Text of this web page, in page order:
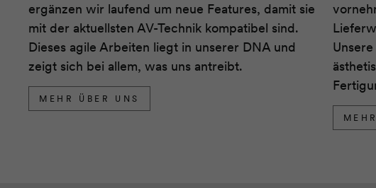
ergänzen wir laufend um neue Features, damit sie
mit der aktuellsten AV-Technik kompatibel sind.
Dieses agile Arbeiten liegt in unserer DNA und
zeigt sich bei allem, was uns antreibt.
MEHR ÜBER UNS